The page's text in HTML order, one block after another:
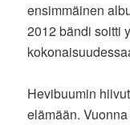
ensimmäinen
2012 bändi soitti
Hevibuumin
elämään.